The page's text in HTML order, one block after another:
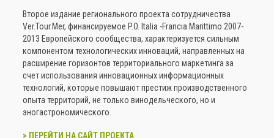
Второе издание регионального проекта сотрудничества
Ver.Tour.Mer, финансируемое P.O. Italia -Francia Marittimo 2007-
2013 Европейского сообщества, характеризуется сильным
компонентом технологических инноваций, направленных на
расширение горизонтов территориального маркетинга за
счет использования инновационных информационных
технологий, которые повышают престиж производственного
опыта территорий, не только винодельческого, но и
эногастрономического.
> ПЕРЕЙТИ НА САЙТ ПРОЕКТА